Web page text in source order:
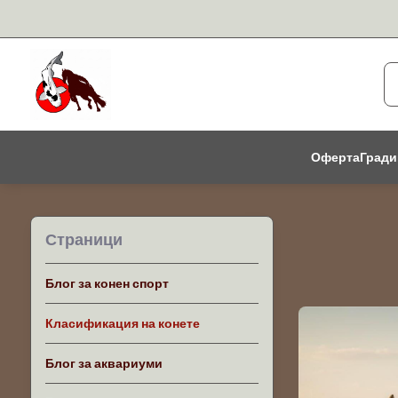
Оферта
Страници
Блог за конен спорт
Класификация на конете
Блог за аквариуми